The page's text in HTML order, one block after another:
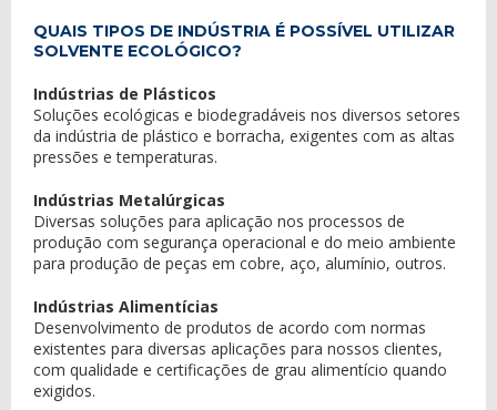
QUAIS TIPOS DE INDÚSTRIA É POSSÍVEL UTILIZAR
SOLVENTE ECOLÓGICO?
Indústrias de Plásticos
Soluções ecológicas e biodegradáveis nos diversos setores
da indústria de plástico e borracha, exigentes com as altas
pressões e temperaturas.
Indústrias Metalúrgicas
Diversas soluções para aplicação nos processos de
produção com segurança operacional e do meio ambiente
para produção de peças em cobre, aço, alumínio, outros.
Indústrias Alimentícias
Desenvolvimento de produtos de acordo com normas
existentes para diversas aplicações para nossos clientes,
com qualidade e certificações de grau alimentício quando
exigidos.